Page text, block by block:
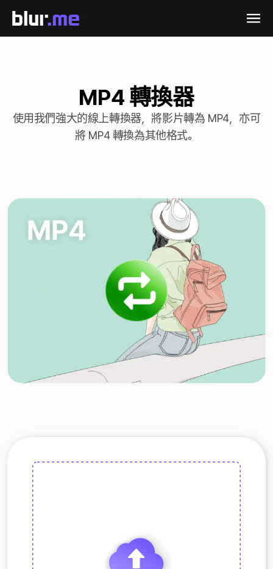
MP4 轉換器
使用我們強大的線上轉換器，將影片轉為 MP4，亦可
將 MP4 轉換為其他格式。